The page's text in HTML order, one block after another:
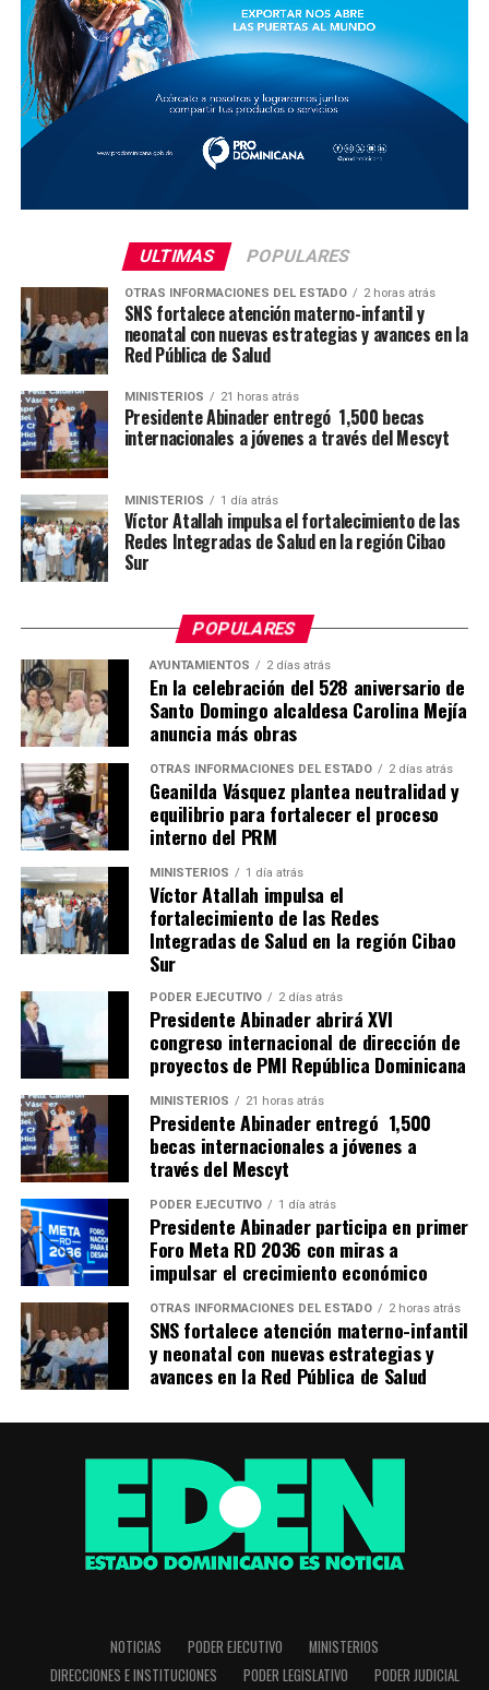
ULTIMAS POPULARES
OTRAS INFORMACIONES DEL ESTADO 2 horas atrás
SNS fortalece atención materno-infantil y
neonatal con nuevas estrategias y avances en la
Red Pública de Salud
MINISTERIOS 21 horas atrás
Presidente Abinader entregó 1,500 becas
internacionales a jóvenes a través del Mescyt
MINISTERIOS 1 día atrás
Víctor Atallah impulsa el fortalecimiento de las
Redes Integradas de Salud en la región Cibao
Sur
POPULARES
AYUNTAMIENTOS 2 días atrás
En la celebración del 528 aniversario de
Santo Domingo alcaldesa Carolina Mejía
anuncia más obras
OTRAS INFORMACIONES DEL ESTADO 2 días atrás
Geanilda Vásquez plantea neutralidad y
equilibrio para fortalecer el proceso
interno del PRM
MINISTERIOS 1 día atrás
Víctor Atallah impulsa el
fortalecimiento de las Redes
Integradas de Salud en la región Cibao
Sur
PODER EJECUTIVO 2 días atrás
Presidente Abinader abrirá XVI
congreso internacional de dirección de
proyectos de PMI República Dominicana
MINISTERIOS 21 horas atrás
Presidente Abinader entregó 1,500
becas internacionales a jóvenes a
través del Mescyt
PODER EJECUTIVO 1 día atrás
Presidente Abinader participa en primer
Foro Meta RD 2036 con miras a
impulsar el crecimiento económico
OTRAS INFORMACIONES DEL ESTADO 2 horas atrás
SNS fortalece atención materno-infantil
y neonatal con nuevas estrategias y
avances en la Red Pública de Salud
NOTICIAS PODER EJECUTIVO
MINISTERIOS
DIRECCIONES E INSTITUCIONES
PODER LEGISLATIVO PODER JUDICIAL